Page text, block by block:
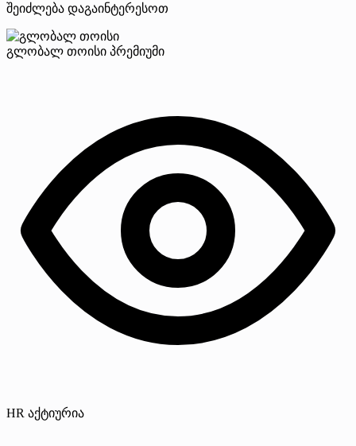
შეიძლება დაგაინტერესოთ
გლობალ თოისი პრემიუმი
HR აქტიურია